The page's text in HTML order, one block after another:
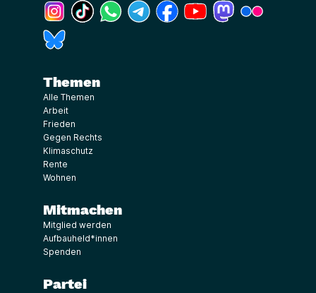
(Link öffnet ein neues Fenster)
(Link öffnet ein neues Fenster)
(Link öffnet ein neues Fenster)
(Link öffnet ein neues Fenster)
(Link öffnet ein neues Fenster)
(Link öffnet ein neues
(Link öffnet ein
Themen
Alle Themen
Arbeit
Frieden
Gegen Rechts
Klimaschutz
Rente
Wohnen
Mitmachen
Mitglied werden
Aufbauheld*innen
Spenden
Partei